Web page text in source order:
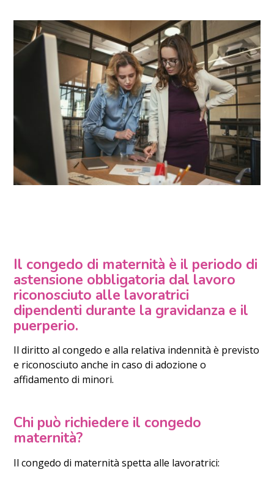
Il congedo di maternità è il periodo di
astensione obbligatoria dal lavoro
riconosciuto alle lavoratrici
dipendenti durante la gravidanza e il
puerperio.
Il diritto al congedo e alla relativa indennità è previsto
e riconosciuto anche in caso di adozione o
affidamento di minori.
Chi può richiedere il congedo
maternità?
Il congedo di maternità spetta alle lavoratrici: